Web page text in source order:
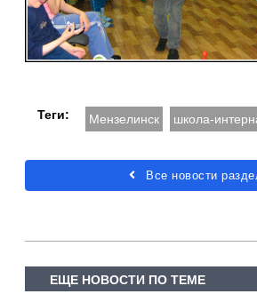
Теги: Мензелинск школа-
Все новости
ЕЩЕ НОВОСТИ ПО ТЕМЕ